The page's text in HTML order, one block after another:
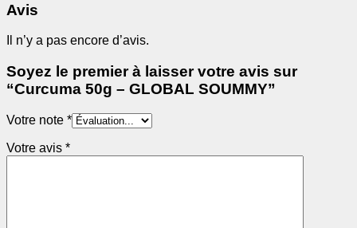
Avis
Il n’y a pas encore d’avis.
Soyez le premier à laisser votre avis sur
“Curcuma 50g – GLOBAL SOUMMY”
Votre note *
Votre avis *